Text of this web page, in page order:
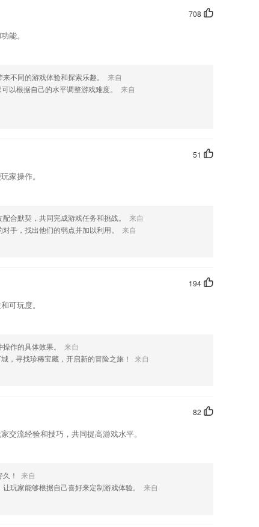
2265自动的清理垃圾，运行起来更快。
的看到。
入心中有数
师录播课程，随时随地查缺补漏，提分变得简单讨巧；聚
的外出留学计划做好准备
课程购买记录；
信息，
708
能。
不同的游戏体验和探索乐趣。
来自
以根据自己的水平调整游戏难度。
来自
51
家操作。
合默契，共同完成游戏任务和挑战。
来自
手，找出他们的弱点并加以利用。
来自
194
可玩度。
作的具体效果。
来自
，寻找珍稀宝藏，开启新的冒险之旅！
来自
82
交流经验和技巧，共同提高游戏水平。
！
来自
玩家能够根据自己喜好来定制游戏体验。
来自